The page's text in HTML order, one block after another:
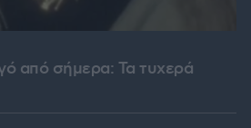
από σήμερα: Τα τυχερά